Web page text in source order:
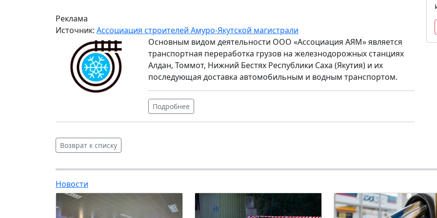
Реклама
Источник: Ассоциация строителей Амуро-Якутской магистрали
Основным видом деятельности ООО «Ассоциация АЯМ» является
транспортная переработка грузов на железнодорожных станциях
Алдан, Томмот, Нижний Бестях Республики Саха (Якутия) и их
последующая доставка автомобильным и водным транспортом.
Подробнее
Возврат к списку
Новости